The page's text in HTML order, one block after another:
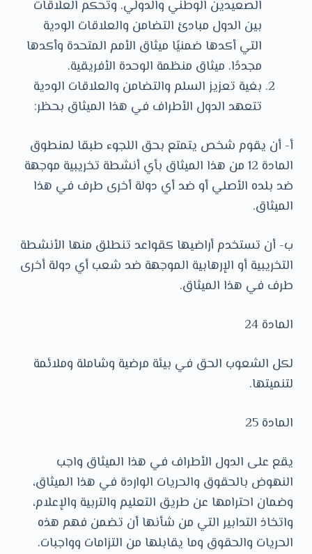
الصعيدين الوطني والدولي. وتحكم العلاقات
بين الدول مبادئ التضامن والعلاقات الودية
التي أكدها ضمنيًا ميثاق الأمم المتحدة وأكدها
مجددًا. ميثاق منظمة الوحدة الأفريقية.
بغية تعزيز السلم والتضامن والعلاقات الودية
تتعهد الدول الأطراف في هذا الميثاق بحظر:
أ- أن يقوم شخص يتمتع بحق اللجوء طبقا لمنطوق
المادة 12 من هذا الميثاق بأي أنشطة تخريبية موجهة
ضد بلده الأصلي أو ضد أي دولة أخرى طرف في هذا
الميثاق.
ب- أن تستخدم أراضيها كقواعد تنطلق منها الأنشطة
التخريبية أو الإرهابية الموجهة ضد شعب أي دولة أخرى
طرف في هذا الميثاق.
المادة 24
لكل الشعوب الحق في بيئة مرضية وشاملة وملائمة
لتنميتها.
المادة 25
يقع على الدول الأطراف في هذا الميثاق واجب
النهوض بالحقوق والحريات الواردة في هذا الميثاق،
وضمان احترامها عن طريق التعليم والتربية والإعلام،
واتخاذ التدابير التي من شأنها أن تضمن فهم هذه
الحريات والحقوق وما يقابلها من التزامات وواجبات.